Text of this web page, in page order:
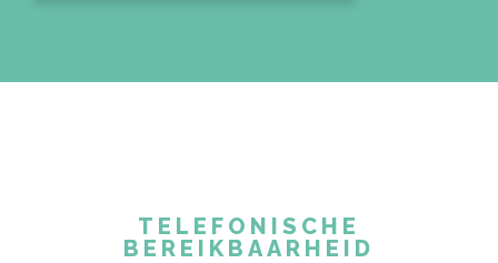
TELEFONISCHE
BEREIKBAARHEID